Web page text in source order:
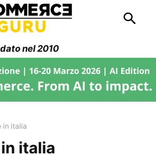
nel 2010
in italia
italia